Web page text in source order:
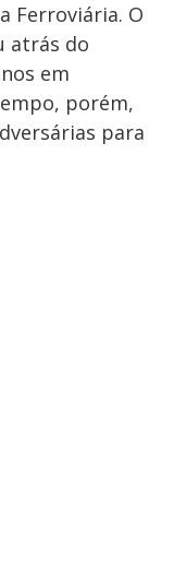
Ferroviária. O
atrás do
em
porém,
para